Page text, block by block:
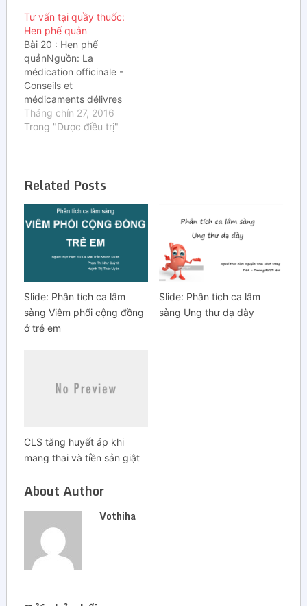
Tư vấn tại quầy thuốc:
Hen phế quản
Bài 20 : Hen phế
quảnNguồn: La
médication officinale -
Conseils et
médicaments délivres
par le pharmacien à
l'officine - Caquet
Hoàng Phương
một vai trò quan trọng
trong quản lý bệnh hen
phế quản thông qua -
Tháng chín 27, 2016
Trong "Dược điều trị"
Related Posts
Slide: Phân tích ca lâm
sàng Viêm phổi cộng đồng
ở trẻ em
Slide: Phân tích ca lâm
sàng Ung thư dạ dày
CLS tăng huyết áp khi
mang thai và tiền sản giật
About Author
Vothiha